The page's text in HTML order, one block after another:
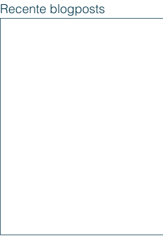
Recente blogposts